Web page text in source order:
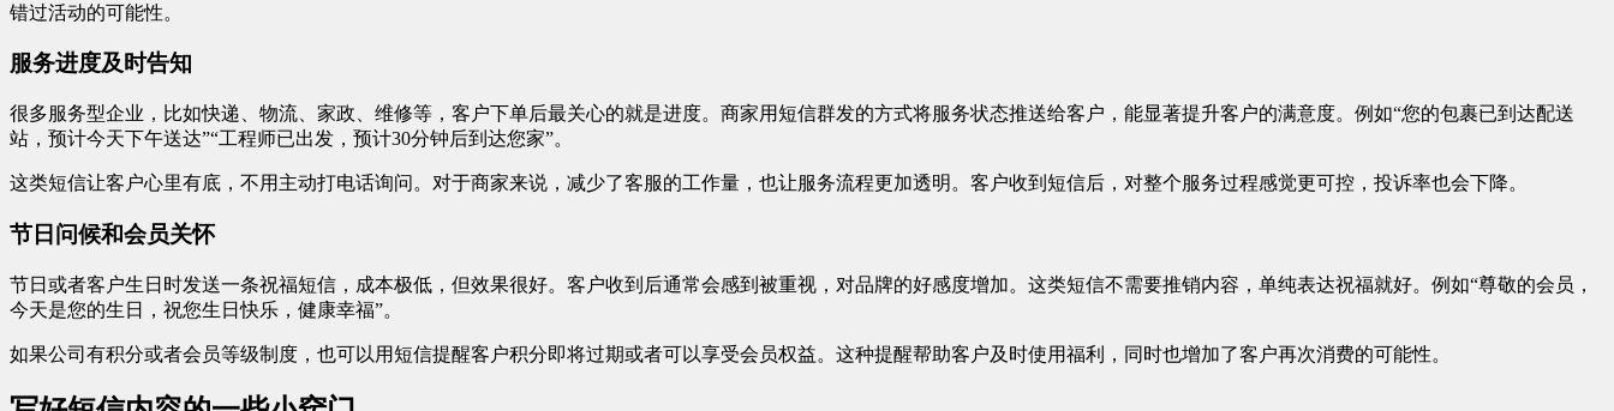
错过活动的可能性。
服务进度及时告知
很多服务型企业，比如快递、物流、家政、维修等，客户下单后最关心的就是进度。商家用短信群发的方式将服务状态推送给客户，能显著提升客户的满意度。例如“您的包裹已到达配送
站，预计今天下午送达”“工程师已出发，预计30分钟后到达您家”。
这类短信让客户心里有底，不用主动打电话询问。对于商家来说，减少了客服的工作量，也让服务流程更加透明。客户收到短信后，对整个服务过程感觉更可控，投诉率也会下降。
节日问候和会员关怀
节日或者客户生日时发送一条祝福短信，成本极低，但效果很好。客户收到后通常会感到被重视，对品牌的好感度增加。这类短信不需要推销内容，单纯表达祝福就好。例如“尊敬的会员，
今天是您的生日，祝您生日快乐，健康幸福”。
如果公司有积分或者会员等级制度，也可以用短信提醒客户积分即将过期或者可以享受会员权益。这种提醒帮助客户及时使用福利，同时也增加了客户再次消费的可能性。